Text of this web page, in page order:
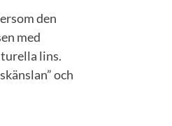
den
med
lins.
och